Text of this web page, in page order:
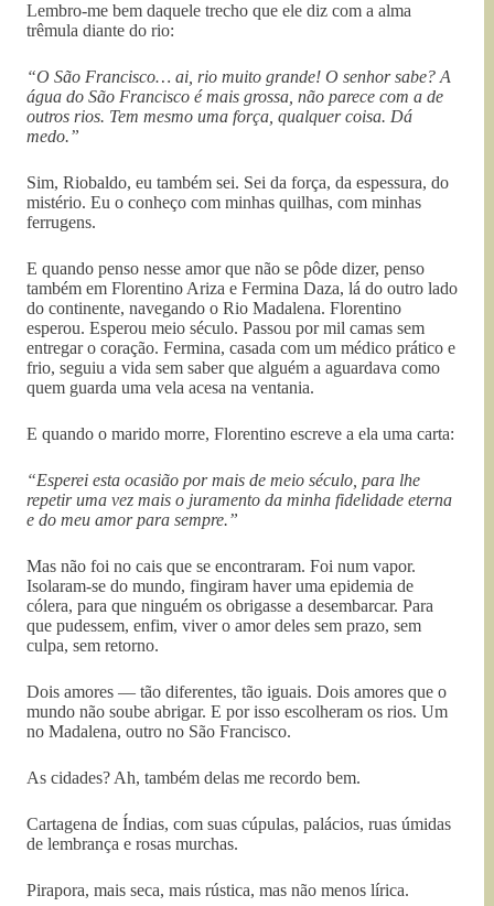
Lembro-me bem daquele trecho que ele diz com a alma
trêmula diante do rio:
“O São Francisco… ai, rio muito grande! O senhor sabe? A
água do São Francisco é mais grossa, não parece com a de
outros rios. Tem mesmo uma força, qualquer coisa. Dá
medo.”
Sim, Riobaldo, eu também sei. Sei da força, da espessura, do
mistério. Eu o conheço com minhas quilhas, com minhas
ferrugens.
E quando penso nesse amor que não se pôde dizer, penso
também em Florentino Ariza e Fermina Daza, lá do outro lado
do continente, navegando o Rio Madalena. Florentino
esperou. Esperou meio século. Passou por mil camas sem
entregar o coração. Fermina, casada com um médico prático e
frio, seguiu a vida sem saber que alguém a aguardava como
quem guarda uma vela acesa na ventania.
E quando o marido morre, Florentino escreve a ela uma carta:
“Esperei esta ocasião por mais de meio século, para lhe
repetir uma vez mais o juramento da minha fidelidade eterna
e do meu amor para sempre.”
Mas não foi no cais que se encontraram. Foi num vapor.
Isolaram-se do mundo, fingiram haver uma epidemia de
cólera, para que ninguém os obrigasse a desembarcar. Para
que pudessem, enfim, viver o amor deles sem prazo, sem
culpa, sem retorno.
Dois amores — tão diferentes, tão iguais. Dois amores que o
mundo não soube abrigar. E por isso escolheram os rios. Um
no Madalena, outro no São Francisco.
As cidades? Ah, também delas me recordo bem.
Cartagena de Índias, com suas cúpulas, palácios, ruas úmidas
de lembrança e rosas murchas.
Pirapora, mais seca, mais rústica, mas não menos lírica.